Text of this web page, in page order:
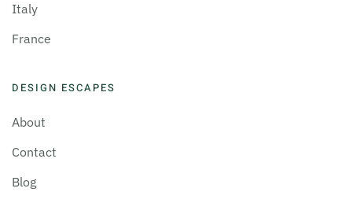
Italy
France
DESIGN ESCAPES
About
Contact
Blog